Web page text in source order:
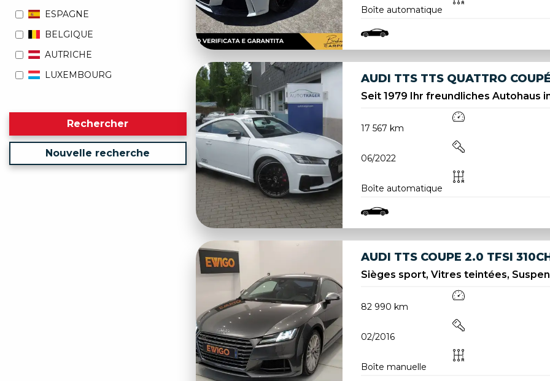
ESPAGNE
BELGIQUE
AUTRICHE
LUXEMBOURG
Rechercher
Nouvelle recherche
Boîte automatique
AUDI TTS TTS QUATTRO
Seit 1979 Ihr freundliches Autohaus in
17 567 km
06/2022
Boîte automatique
AUDI TTS COUPE 2.0 TFSI
Sièges sport, Vitres teintées,
82 990 km
02/2016
Boîte manuelle